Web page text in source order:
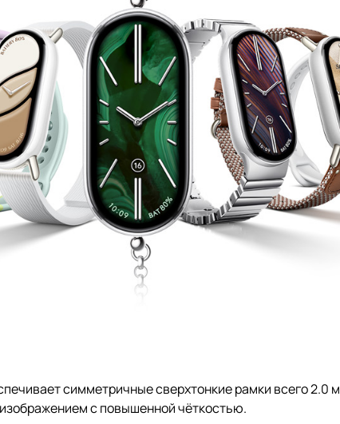
симметричные сверхтонкие рамки всего 2.0
с повышенной чёткостью.